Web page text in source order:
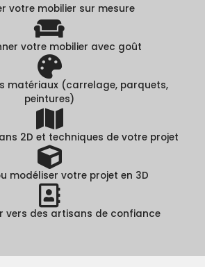
votre mobilier sur mesure
votre mobilier avec goût
matériaux (carrelage, parquets,
peintures)
2D et techniques de votre projet
modéliser votre projet en 3D
vers des artisans de confiance